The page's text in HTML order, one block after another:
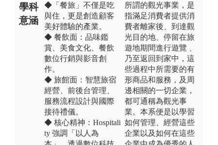
學科
意涵
◆「餐旅」不僅是吃
與住，更是創造顧客
美好體驗的產業。
◆ 餐飲面：品味鑑
賞、美食文化、餐飲
數位行銷與影音創
作。
◆ 旅館面：智慧旅宿
經營、前後台管理、
服務流程設計與國際
接待禮儀。
◆ 核心精神：Hospitali
ty 強調「以人為
所謂的觀光事業，是
指滿足消費者提供消
費者離家後、到達觀
光目的地、停留在旅
遊地期間進行遊覽﹑
乃至返回到家中，這
些過程中所需要的有
形商品和服務，及周
邊相關的一切企業，
都可通稱為觀光事
業。本系便是以學習
如何管理、經營這些
企業以及如何在這些